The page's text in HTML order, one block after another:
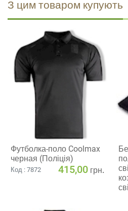
З цим товаром купують
Футболка-поло Coolmax
черная (Поліція)
Код : 7872 415,00 грн.